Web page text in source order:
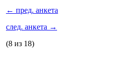
← пред. анкета
след. анкета →
(8 из 18)